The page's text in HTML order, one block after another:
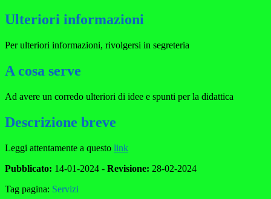
Ulteriori informazioni
Per ulteriori informazioni, rivolgersi in segreteria
A cosa serve
Ad avere un corredo ulteriori di idee e spunti per la didattica
Descrizione breve
Leggi attentamente a questo link
Pubblicato: 14-01-2024 - Revisione: 28-02-2024
Tag pagina: Servizi